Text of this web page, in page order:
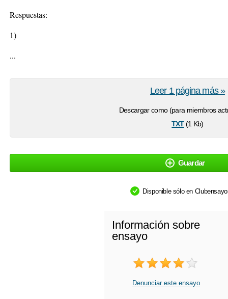
Respuestas:
1)
...
Descargar como (para miembros
txt(1 Kb)
Leer 1 página más »
Guardar
Disponible sólo en
Información sobre
ensayo
Denunciar este ensayo